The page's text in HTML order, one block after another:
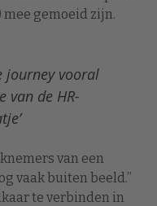
gemoeid zijn.
journey vooral
van de HR-
van een
vaak buiten beeld.”
te verbinden in